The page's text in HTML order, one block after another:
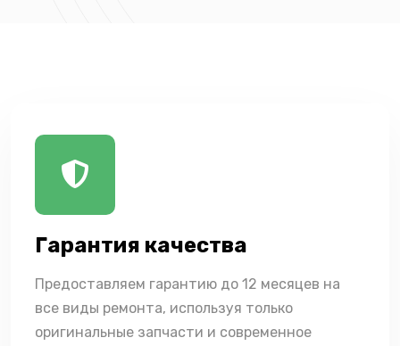
Гарантия качества
Предоставляем гарантию до 12 месяцев на
все виды ремонта, используя только
оригинальные запчасти и современное